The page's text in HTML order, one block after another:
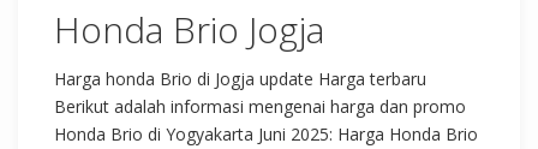
Honda Brio Jogja
Harga honda Brio di Jogja update Harga terbaru
Berikut adalah informasi mengenai harga dan promo
Honda Brio di Yogyakarta Juni 2025: Harga Honda Brio